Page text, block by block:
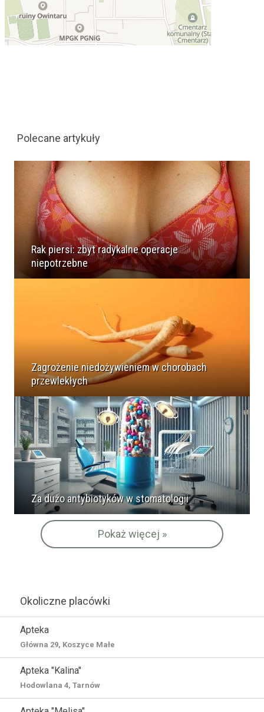
Polecane artykuły
Rak piersi: zbyt radykalne operacje
niepotrzebne
Zagrożenie niedożywieniem w chorobach
przewlekłych
Za dużo antybiotyków w stomatologii
Pokaż więcej »
Okoliczne placówki
Apteka
Główna 29, Koszyce Małe
Apteka "Kalina"
Hodowlana 4, Tarnów